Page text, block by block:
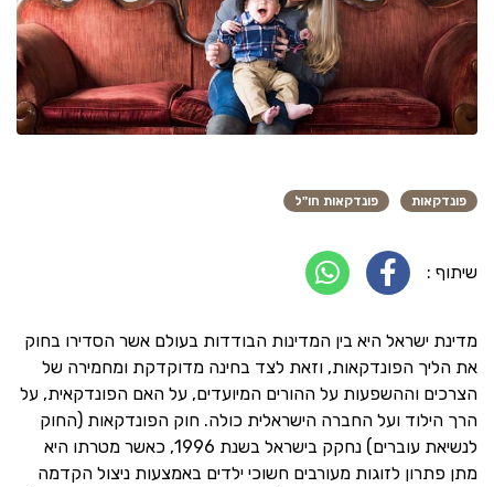
פונדקאות פונדקאות חו"ל
שיתוף :
מדינת ישראל היא בין המדינות הבודדות בעולם אשר הסדירו בחוק
את הליך הפונדקאות, וזאת לצד בחינה מדוקדקת ומחמירה של
הצרכים וההשפעות על ההורים המיועדים, על האם הפונדקאית, על
הרך הילוד ועל החברה הישראלית כולה. חוק הפונדקאות (החוק
לנשיאת עוברים) נחקק בישראל בשנת 1996, כאשר מטרתו היא
מתן פתרון לזוגות מעורבים חשוכי ילדים באמצעות ניצול הקדמה